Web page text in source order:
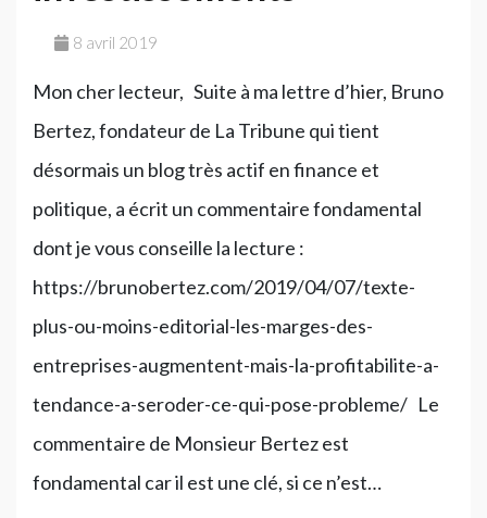
8 avril 2019
Mon cher lecteur, Suite à ma lettre d’hier, Bruno
Bertez, fondateur de La Tribune qui tient
désormais un blog très actif en finance et
politique, a écrit un commentaire fondamental
dont je vous conseille la lecture :
https://brunobertez.com/2019/04/07/texte-
plus-ou-moins-editorial-les-marges-des-
entreprises-augmentent-mais-la-profitabilite-a-
tendance-a-seroder-ce-qui-pose-probleme/ Le
commentaire de Monsieur Bertez est
fondamental car il est une clé, si ce n’est…